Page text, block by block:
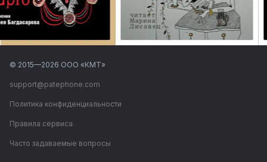
© 2015—2026 ООО «КМТ»
support@patephone.com
Политика конфиденциальности
Правила сервиса
Часто задаваемые вопросы